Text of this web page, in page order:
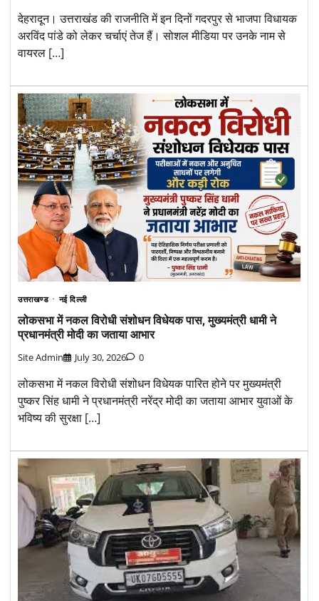
देहरादून। उत्तराखंड की राजनीति में इन दिनों गदरपुर से भाजपा विधायक
अरविंद पांडे को लेकर चर्चाएं तेज हैं। सोशल मीडिया पर उनके नाम से
वायरल […]
उत्तराखण्ड नई दिल्ली
लोकसभा में नकल विरोधी संशोधन विधेयक पास, मुख्यमंत्री धामी ने
प्रधानमंत्री मोदी का जताया आभार
Site Admin July 30, 2026 0
लोकसभा में नकल विरोधी संशोधन विधेयक पारित होने पर मुख्यमंत्री
पुष्कर सिंह धामी ने प्रधानमंत्री नरेंद्र मोदी का जताया आभार युवाओं के
भविष्य की सुरक्षा […]